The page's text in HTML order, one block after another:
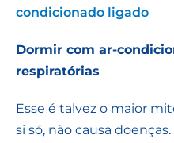
condicionado ligado
Dormir com ar-
respiratórias
Esse é talvez o maior
si só, não causa